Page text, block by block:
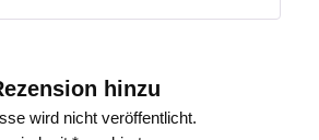
hinzu
wird nicht veröffentlicht.